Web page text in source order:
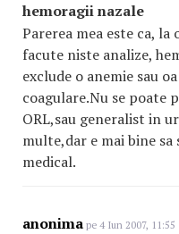
hemoragii nazale
Parerea mea este ca,
facute niste analize,
exclude o anemie sau
coagulare.Nu se poate
ORL,sau generalist in
multe,dar e mai bine sa
medical.
anonima pe 4 Iun 2007, 11:55